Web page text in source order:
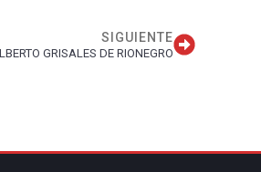
SIGUIENTE
GRISALES DE RIONEGRO